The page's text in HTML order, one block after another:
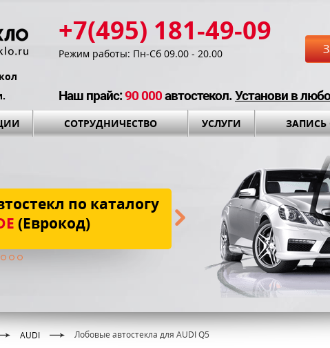
+7(495) 181-49-09
Режим работы: Пн-Сб 09.00 - 20.00
Наш прайс:90 000автостекол.Установи в
СОТРУДНИЧЕСТВО УСЛУГИ
по каталогу
(Еврокод)
Бесплатная
установки и
AUDI Лобовые автостекла для AUDI Q5